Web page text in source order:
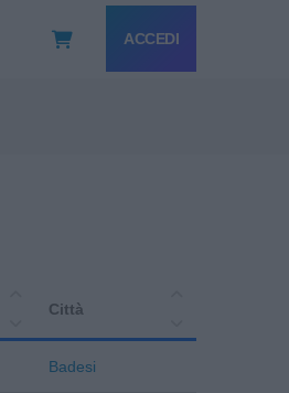
ACCEDI
Città
Badesi